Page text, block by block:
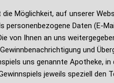
Möglichkeit, auf unserer
personenbezogene Daten (E-
von Ihnen an uns
und
uns genannte Apotheke,
jeweils speziell den